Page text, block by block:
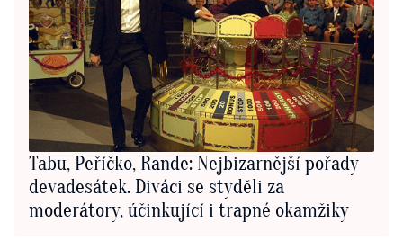
Tabu, Peříčko, Rande: Nejbizarnější pořady
devadesátek. Diváci se styděli za
moderátory, účinkující i trapné okamžiky